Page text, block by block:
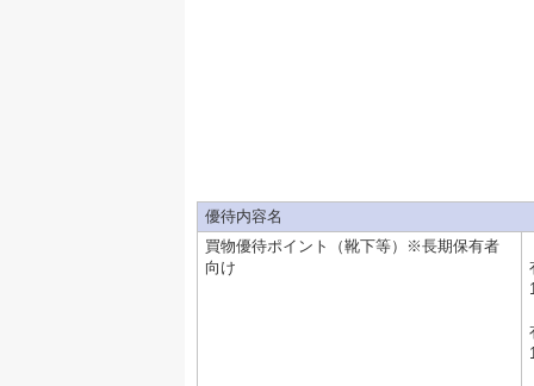
優待内容名
買物優待ポイント（靴下等）※長期保有者
向け